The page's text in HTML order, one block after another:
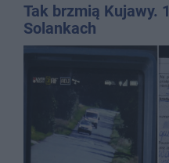
Tak brzmią Kujawy.
Solankach